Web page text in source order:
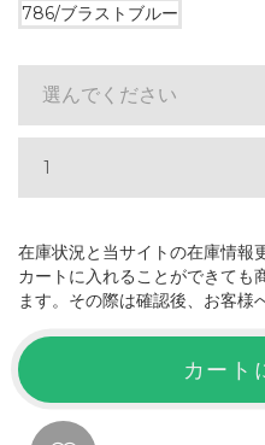
786/ブラストブルー
選んでください
在庫状況と当サイトの在庫情報
カートに入れることができても
ます。その際は確認後、お客様
カート